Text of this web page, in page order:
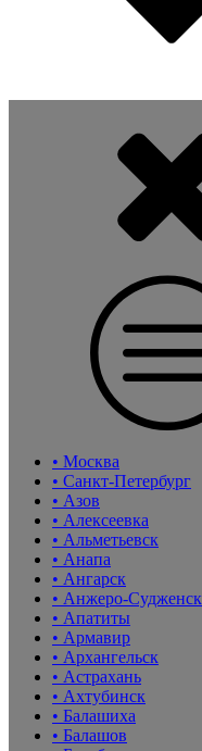
• Москва
• Санкт-Петербург
• Азов
• Алексеевка
• Альметьевск
• Анапа
• Ангарск
• Анжеро-Судженск
• Апатиты
• Армавир
• Архангельск
• Астрахань
• Ахтубинск
• Балашиха
• Балашов